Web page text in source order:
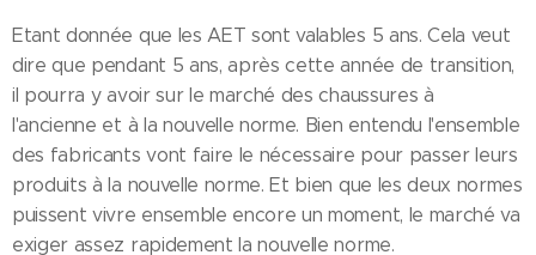
Etant donnée que les AET sont valables 5 ans. Cela veut
dire que pendant 5 ans, après cette année de transition,
il pourra y avoir sur le marché des chaussures à
l'ancienne et à la nouvelle norme. Bien entendu l'ensemble
des fabricants vont faire le nécessaire pour passer leurs
produits à la nouvelle norme. Et bien que les deux normes
puissent vivre ensemble encore un moment, le marché va
exiger assez rapidement la nouvelle norme.